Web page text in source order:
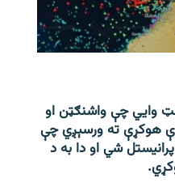
وایي چې واشنګټن او
هوکړې ته ورسېږي چې
شي او دا به د